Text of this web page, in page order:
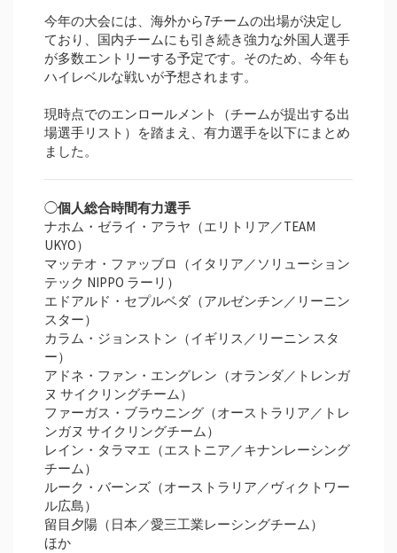
今年の大会には、海外から7チームの出場が決定し
ており、国内チームにも引き続き強力な外国人選手
が多数エントリーする予定です。そのため、今年も
ハイレベルな戦いが予想されます。
現時点でのエンロールメント（チームが提出する出
場選手リスト）を踏まえ、有力選手を以下にまとめ
ました。
◯個人総合時間有力選手
ナホム・ゼライ・アラヤ（エリトリア／TEAM
UKYO）
マッテオ・ファッブロ（イタリア／ソリューション
テック NIPPO ラーリ）
エドアルド・セプルベダ（アルゼンチン／リーニン
スター）
カラム・ジョンストン（イギリス／リーニン スタ
ー）
アドネ・ファン・エングレン（オランダ／トレンガ
ヌ サイクリングチーム）
ファーガス・ブラウニング（オーストラリア／トレ
ンガヌ サイクリングチーム）
レイン・タラマエ（エストニア／キナンレーシング
チーム）
ルーク・バーンズ（オーストラリア／ヴィクトワー
ル広島）
留目夕陽（日本／愛三工業レーシングチーム）
ほか